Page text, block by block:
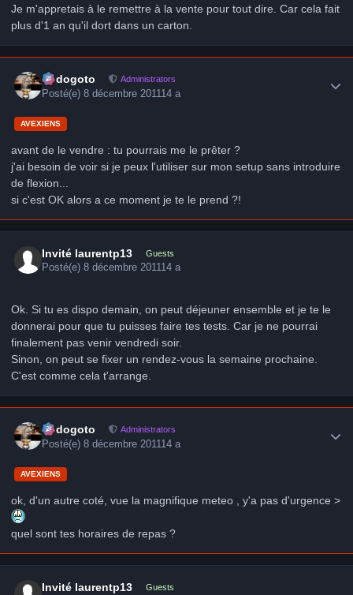
Je m'appretais à le remettre à la vente pour tout dire. Car cela fait
plus d'1 an qu'il dort dans un carton.
frédogoto Administrators
Posté(e)8 décembre 2011 14 a
AVEXIENS
avant de le vendre : tu pourrais me le prêter ?
j'ai besoin de voir si je peux l'utiliser sur mon setup sans introduire
de flexion...
si c'est OK alors a ce moment je te le prend ?!
Invité laurentp13 Guests
Posté(e)8 décembre 201114 a
Ok. Si tu es dispo demain, on peut déjeuner ensemble et je te le
donnerai pour que tu puisses faire tes tests. Car je ne pourrai
finalement pas venir vendredi soir.
Sinon, on peut se fixer un rendez-vous la semaine prochaine.
C'est comme cela t'arrange.
frédogoto Administrators
Posté(e)8 décembre 201114 a
AVEXIENS
ok, d'un autre coté, vue la magnifique meteo , y'a pas d'urgence >
quel sont tes horaires de repas ?
Invité laurentp13 Guests